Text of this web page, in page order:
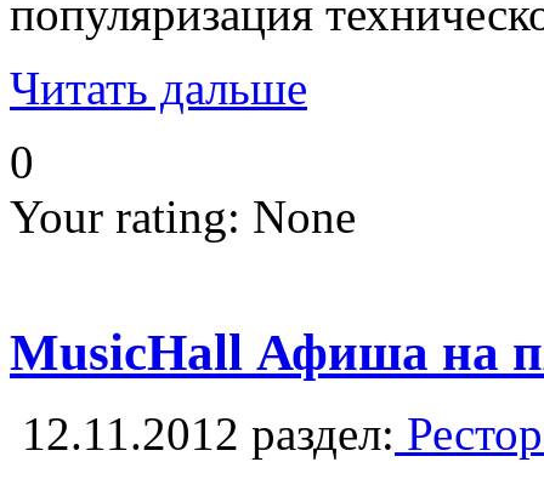
популяризация
Читать дальше
0
Your rating: None
MusicHall Афиша на
12.11.2012 раздел: